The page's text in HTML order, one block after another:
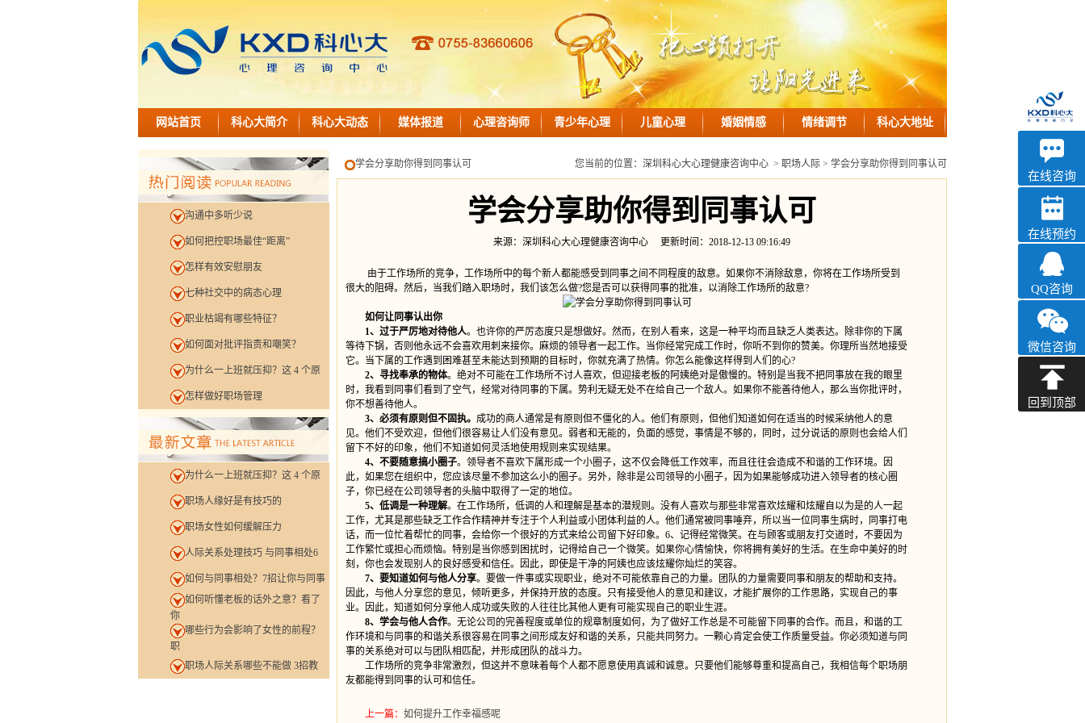
网站首页 科心大简介 科心大动态 媒体报道 心理咨询师 青少年心理 儿童心理 婚姻情感 情绪调节 科心大地址
沟通中多听少说
如何把控职场最佳“距离”
怎样有效安慰朋友
七种社交中的病态心理
职业枯竭有哪些特征？
如何面对批评指责和嘲笑？
为什么一上班就压抑？这 4 个原
怎样做好职场管理
为什么一上班就压抑？这 4 个原
职场人缘好是有技巧的
职场女性如何缓解压力
人际关系处理技巧 与同事相处6
如何与同事相处？7招让你与同事
如何听懂老板的话外之意？看了
你
哪些行为会影响了女性的前程？
职
职场人际关系哪些不能做 3招教
您当前的位置： 深圳科心大心理健康咨询中心 > 职场人际 > 学会分享助你得到同事认可
学会分享助你得到同事认可
学会分享助你得到同事认可
来源：深圳科心大心理健康咨询中心 更新时间：2018-12-13 09:16:49
由于工作场所的竞争，工作场所中的每个新人都能感受到同事之间不同程度的敌意。如果你不消除敌意，你将在工作场所受到
很大的阻碍。然后，当我们踏入职场时，我们该怎么做?您是否可以获得同事的批准，以消除工作场所的敌意?
如何让同事认出你
1、过于严厉地对待他人。也许你的严厉态度只是想做好。然而，在别人看来，这是一种平均而且缺乏人类表达。除非你的下属
等待下锅，否则他永远不会喜欢用刺来接你。麻烦的领导者一起工作。当你经常完成工作时，你听不到你的赞美。你理所当然地接受
它。当下属的工作遇到困难甚至未能达到预期的目标时，你就充满了热情。你怎么能像这样得到人们的心?
2、寻找奉承的物体。绝对不可能在工作场所不讨人喜欢，但迎接老板的阿姨绝对是傲慢的。特别是当我不把同事放在我的眼里
时，我看到同事们看到了空气，经常对待同事的下属。势利无疑无处不在给自己一个敌人。如果你不能善待他人，那么当你批评时，
你不想善待他人。
3、必须有原则但不固执。 成功的商人通常是有原则但不僵化的人。他们有原则，但他们知道如何在适当的时候采纳他人的意
见。他们不受欢迎，但他们很容易让人们没有意见。弱者和无能的，负面的感觉，事情是不够的，同时，过分说话的原则也会给人们
留下不好的印象，他们不知道如何灵活地使用规则来实现结果。
4、不要随意搞小圈子。领导者不喜欢下属形成一个小圈子，这不仅会降低工作效率，而且往往会造成不和谐的工作环境。因
此，如果您在组织中，您应该尽量不参加这么小的圈子。另外，除非是公司领导的小圈子，因为如果能够成功进入领导者的核心圈
子，你已经在公司领导者的头脑中取得了一定的地位。
5、低调是一种理解。在工作场所，低调的人和理解是基本的潜规则。没有人喜欢与那些非常喜欢炫耀和炫耀自以为是的人一起
工作，尤其是那些缺乏工作合作精神并专注于个人利益或小团体利益的人。他们通常被同事唾弃，所以当一位同事生病时，同事打电
话，而一位忙着帮忙的同事，会给你一个很好的方式来给公司留下好印象。6、记得经常微笑。在与顾客或朋友打交道时，不要因为
工作繁忙或担心而烦恼。特别是当你感到困扰时，记得给自己一个微笑。如果你心情愉快，你将拥有美好的生活。在生命中美好的时
刻，你也会发现别人的良好感受和信任。因此，即使是干净的阿姨也应该炫耀你灿烂的笑容。
7、要知道如何与他人分享。要做一件事或实现职业，绝对不可能依靠自己的力量。团队的力量需要同事和朋友的帮助和支持。
因此，与他人分享您的意见，倾听更多，并保持开放的态度。只有接受他人的意见和建议，才能扩展你的工作思路，实现自己的事
业。因此，知道如何分享他人成功或失败的人往往比其他人更有可能实现自己的职业生涯。
8、学会与他人合作。无论公司的完善程度或单位的规章制度如何，为了做好工作总是不可能留下同事的合作。而且，和谐的工
作环境和与同事的和谐关系很容易在同事之间形成友好和谐的关系，只能共同努力。一颗心肯定会使工作质量受益。你必须知道与同
事的关系绝对可以与团队相匹配，并形成团队的战斗力。
工作场所的竞争非常激烈，但这并不意味着每个人都不愿意使用真诚和诚意。只要他们能够尊重和提高自己，我相信每个职场朋
友都能得到同事的认可和信任。
上一篇： 如何提升工作幸福感呢
优眠
心理咨询
在线咨询
在线预约
QQ咨询
微信咨询
回到顶部